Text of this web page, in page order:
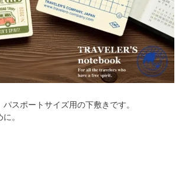
スポートサイズ用の下敷きです。
。